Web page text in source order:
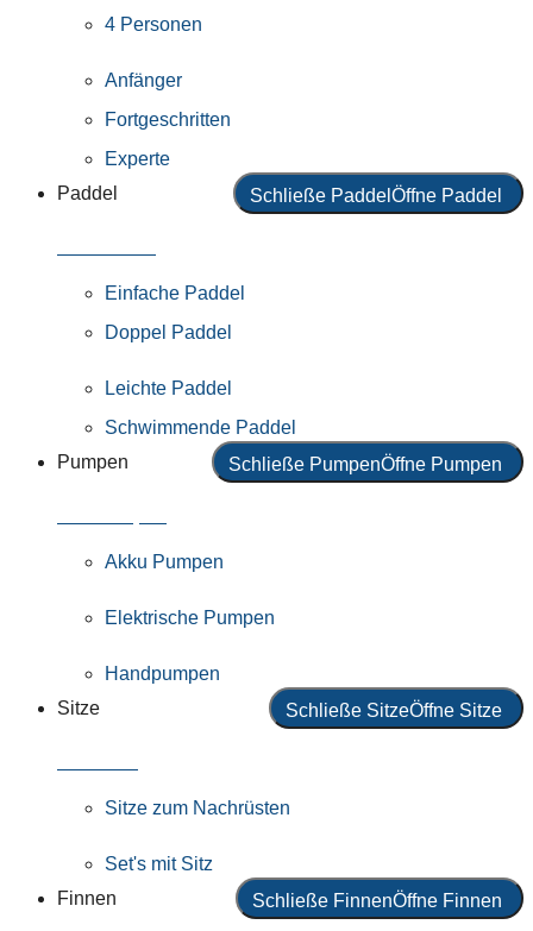
4 Personen
Anfänger
Fortgeschritten
Experte
Paddel
Schließe Paddel Öffne Paddel
Einfache Paddel
Doppel Paddel
Leichte Paddel
Schwimmende Paddel
Pumpen
Schließe PumpenÖffne Pumpen
Akku Pumpen
Elektrische Pumpen
Handpumpen
Sitze
Schließe SitzeÖffne Sitze
Sitze zum Nachrüsten
Set's mit Sitz
Finnen
Schließe FinnenÖffne Finnen